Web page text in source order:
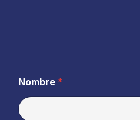
Nombre *